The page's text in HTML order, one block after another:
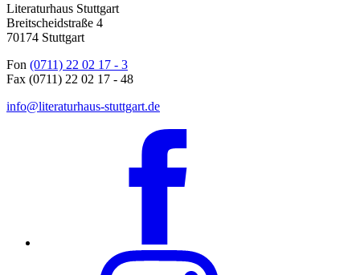
Literaturhaus Stuttgart
Breitscheidstraße 4
70174 Stuttgart
Fon (0711) 22 02 17 - 3
Fax (0711) 22 02 17 - 48
info@literaturhaus-stuttgart.de